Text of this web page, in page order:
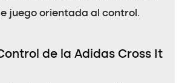
juego orientada al control.
de la Adidas Cross It